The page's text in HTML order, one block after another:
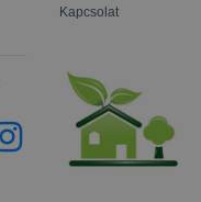
Kapcsolat